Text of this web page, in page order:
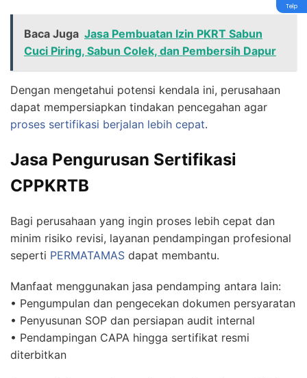
Baca Juga Jasa Pembuatan Izin PKRT Sabun
Cuci Piring, Sabun Colek, dan Pembersih Dapur
Dengan mengetahui potensi kendala ini, perusahaan
dapat mempersiapkan tindakan pencegahan agar
proses sertifikasi berjalan lebih cepat.
Jasa Pengurusan Sertifikasi
CPPKRTB
Bagi perusahaan yang ingin proses lebih cepat dan
minim risiko revisi, layanan pendampingan profesional
seperti PERMATAMAS dapat membantu.
Manfaat menggunakan jasa pendamping antara lain:
• Pengumpulan dan pengecekan dokumen persyaratan
• Penyusunan SOP dan persiapan audit internal
• Pendampingan CAPA hingga sertifikat resmi
diterbitkan
Telp